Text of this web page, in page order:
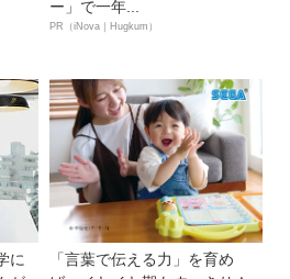
ー」で一年...
PR（iNova｜Hugkum）
に
「言葉で伝える力」を育め